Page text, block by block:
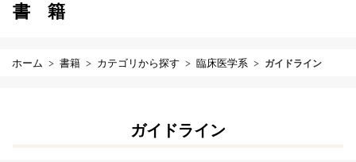
書籍
ホーム 書籍 カテゴリから探す 臨床医学系 ガイドライン
ガイドライン